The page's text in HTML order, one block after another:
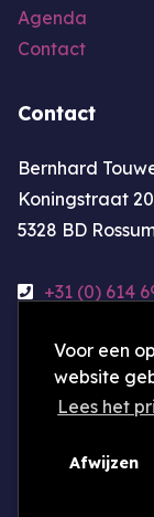
Voor een
website
Lees het
Afwijzen
Agenda
Contact
Contact
Bernhard
Koningstraat 20
5328 BD
+31 (0) 614
KvK-nummer:
©